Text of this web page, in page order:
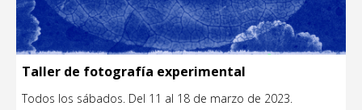
Taller de fotografía experimental
Todos los sábados. Del 11 al 18 de marzo de 2023.